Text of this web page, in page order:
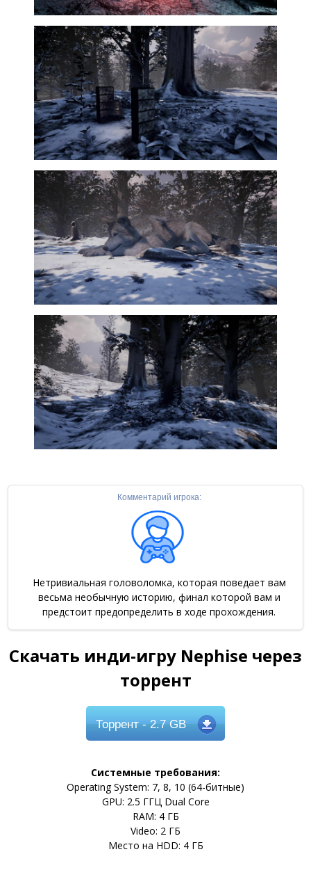
Комментарий игрока:
Нетривиальная головоломка, которая поведает вам
весьма необычную историю, финал которой вам и
предстоит предопределить в ходе прохождения.
Скачать инди-игру Nephise через
торрент
Торрент- 2.7 GB
Системные требования:
Operating System: 7, 8, 10 (64-битные)
GPU: 2.5 ГГЦ Dual Core
RAM: 4 ГБ
Video: 2 ГБ
Место на HDD: 4 ГБ